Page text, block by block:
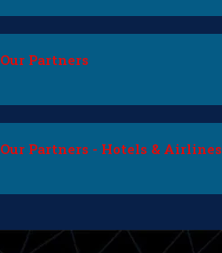
Our Partners
Our Partners - Hotels & Airlines